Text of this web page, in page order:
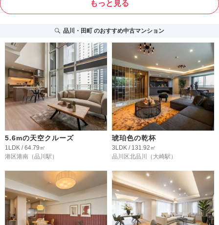
もっと見る
品川・田町のおすすめ中古マンション
5.6mの天空クルーズ
1LDK / 64.79㎡
港区港南 （品川駅）
琥珀色の乾杯
3LDK / 131.92㎡
品川区北品川
（大崎駅）